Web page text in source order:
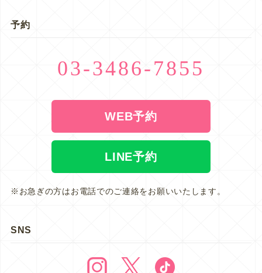
予約
03-3486-7855
WEB予約
LINE予約
※お急ぎの方はお電話でのご連絡をお願いいたします。
SNS